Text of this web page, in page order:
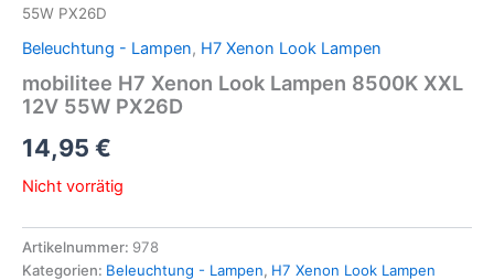
55W PX26D
Beleuchtung - Lampen, H7 Xenon Look Lampen
mobilitee H7 Xenon Look Lampen 8500K XXL
12V 55W PX26D
14,95 €
Nicht vorrätig
Artikelnummer: 978
Kategorien: Beleuchtung - Lampen, H7 Xenon Look Lampen